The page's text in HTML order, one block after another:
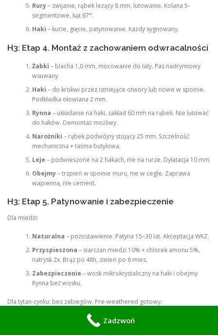
Rury– zwijanie, rąbek leżący 8 mm, lutowanie. Kolana 5-
segmentowe, kąt 67°.
Haki – kucie, gięcie, patynowanie. Każdy sygnowany.
H3: Etap 4. Montaż z zachowaniem odwracalności
Żabki – blacha 1,0 mm, mocowanie do łaty. Pas nadrynnowy
wsuwany.
Haki – do krokwi przez istniejące otwory lub nowe w spoinie.
Podkładka ołowiana 2 mm.
Rynna – układanie na haki, zakład 60 mm na rąbek. Nie lutować
do haków. Demontaż możliwy.
Narożniki – rąbek podwójny stojący 25 mm. Szczelność
mechaniczna + taśma butylowa.
Leje – podwieszone na 2 hakach, nie na rurze. Dylatacja 10 mm.
Obejmy– trzpień w spoinie muru, nie w cegle. Zaprawa
wapienna, nie cement.
H3: Etap 5. Patynowanie i zabezpieczenie
Dla miedzi:
Naturalna – pozostawienie. Patyna 15–30 lat. Akceptacja WKZ.
Przyspieszona – siarczan miedzi 10% + chlorek amonu 5%,
natrysk 2x. Brąz po 48h, zieleń po 6 mies.
Zabezpieczenie – wosk mikrokrystaliczny na haki i obejmy.
Rynna bez wosku.
Dla tytan-cynku: bez zabiegów. Pre-weathered gotowy.
H3: Etap 6. Dokumentacja powykonawcza
Zadzwoń